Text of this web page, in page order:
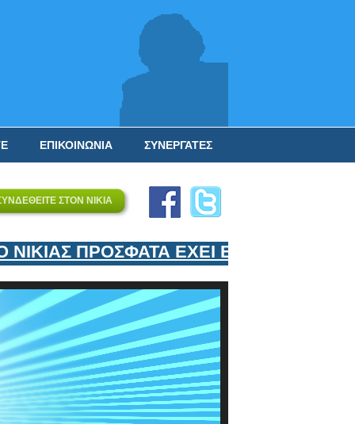
ΣΥΝΕΡΓΑΤΕΣ
ΕΠΙΚΟΙΝΩΝΙΑ
ΣΤΟΝ ΝΙΚΙΑ
ΠΡΟΣΦΑΤΑ ΕΧΕΙ ΕΝΤΑΞΕΙ ΣΤΟΝ